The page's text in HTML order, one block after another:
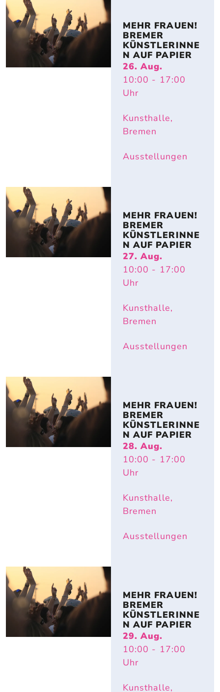
MEHR FRAUEN!
BREMER
KÜNSTLERINNE
N AUF PAPIER
26. Aug.
10:00 - 17:00
Uhr
Kunsthalle,
Bremen
Ausstellungen
MEHR FRAUEN!
BREMER
KÜNSTLERINNE
N AUF PAPIER
27. Aug.
10:00 - 17:00
Uhr
Kunsthalle,
Bremen
Ausstellungen
MEHR FRAUEN!
BREMER
KÜNSTLERINNE
N AUF PAPIER
28. Aug.
10:00 - 17:00
Uhr
Kunsthalle,
Bremen
Ausstellungen
MEHR FRAUEN!
BREMER
KÜNSTLERINNE
N AUF PAPIER
29. Aug.
10:00 - 17:00
Uhr
Kunsthalle,